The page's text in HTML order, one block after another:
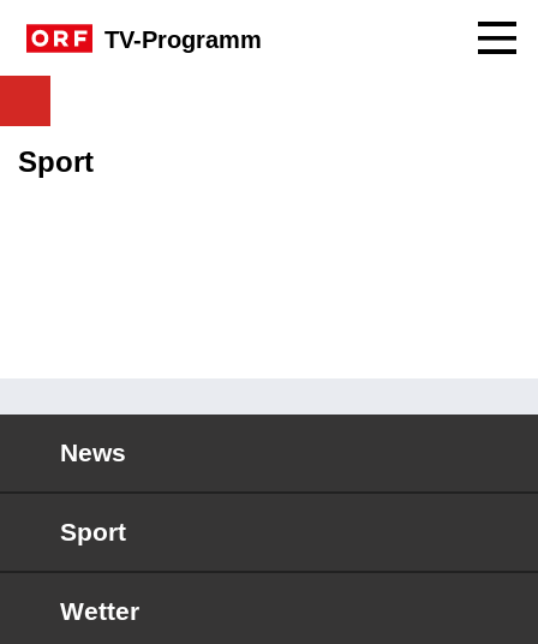
TV-Programm
Sport
News
Sport
Wetter